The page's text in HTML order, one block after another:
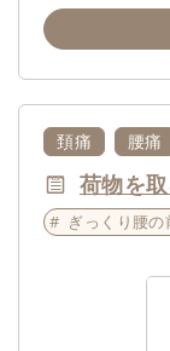
頚痛 腰痛
荷物を
ぎっくり腰の